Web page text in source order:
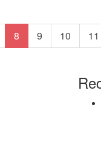
8 9 10 11